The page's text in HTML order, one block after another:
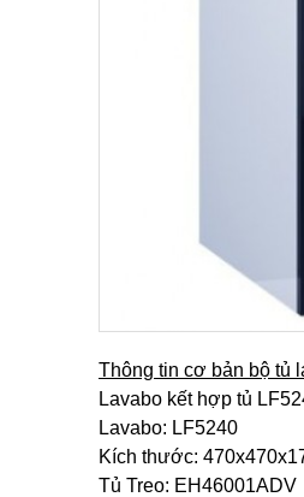
Thông tin cơ bản bộ tủ
Lavabo kết hợp tủ
Lavabo: LF5240
Kích thước:
Tủ Treo: EH46001ADV